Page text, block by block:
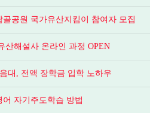
골공원 국가유산지킴이 참여자 모집
산해설사 온라인 과정 OPEN
대, 전액 장학금 입학 노하우
어 자기주도학습 방법